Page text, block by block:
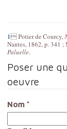
1Potier de Courcy,
Nantes, 1862, p. 341
Paluelle.
Poser une
oeuvre
Nom *